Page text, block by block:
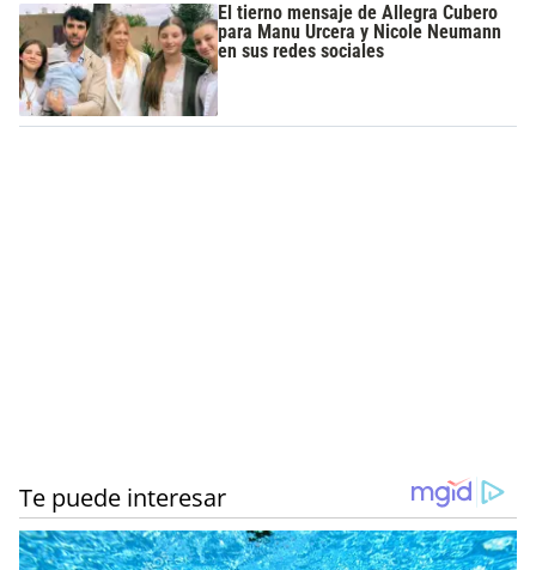
El tierno mensaje de Allegra Cubero
para Manu Urcera y Nicole Neumann
en sus redes sociales